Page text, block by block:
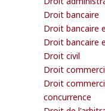
Droit bancaire
Droit bancaire
Droit bancaire
Droit civil
Droit
Droit
concurrence